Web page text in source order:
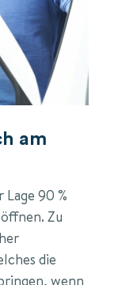
am
90 %
Zu
die
wenn